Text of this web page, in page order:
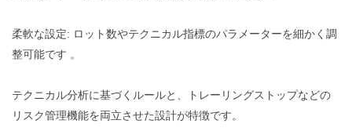
柔軟な設定: ロット数やテクニカル指標のパラメーターを細かく調
整可能です 。
テクニカル分析に基づくルールと、トレーリングストップなどの
リスク管理機能を両立させた設計が特徴です。